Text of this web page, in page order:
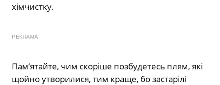
хімчистку.
РЕКЛАМА
Пам’ятайте, чим скоріше позбудетесь плям, які
щойно утворилися, тим краще, бо застарілі